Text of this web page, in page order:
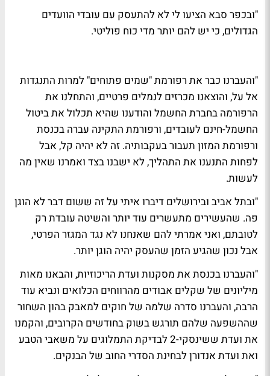
"ובכפר סבא הציעו לי לא להתעסק עם עובדי הוועדים
הגדולים, כי יש להם יותר מדי כוח פוליטי.
"והעברנו כבר את רפורמת "שמים פתוחים" למרות התנגדות
אל על, והוצאנו מכרזים לנמלים פרטיים, והתחלנו את
הרפורמה בחברת החשמל והודענו שהיא תכלול את ביטול
החשמל-חינם לעובדים, ורפורמת התקינה עברה בכנסת
ורפורמת המזון תעבור בעקבותיה. זה לא יהיה קל, אבל
לפחות התנענו את התהליך, לא ישבנו בצד ואמרנו שאין מה
לעשות.
"ובתל אביב ובירושלים דיברו איתי על זה ששום דבר לא הוגן
פה. שהעשירים מתעשרים עוד יותר והשיטה עובדת רק
לטובתם, ואני אמרתי להם שאנחנו לא נגד המגזר הפרטי,
אבל נכון שהגיע הזמן שהעסק יהיה הוגן יותר.
"והעברנו בכנסת את מסקנות ועדת הריכוזיות, והבאנו מאות
מיליונים של שקלים אבודים מהרווחים הכלואים ונביא עוד
הרבה, והעברנו סדרה שלמה של חוקים למאבק בהון השחור
שההשפעה שלהם תורגש בשוק בחודשים הקרובים, והקמנו
את ועדת ששינסקי-2 לבדיקת התמלוגים על משאבי הטבע
ואת ועדת אנדורן לבחינת הסדרי החוב של הבנקים.